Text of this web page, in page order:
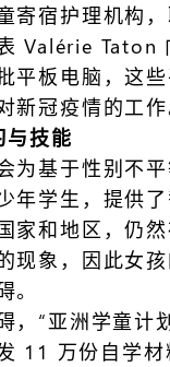
寄宿护理机构
Valérie Taton
平板电脑，这
新冠疫情的工
与技能
为基于性别不
年学生，提供
家和地区，仍
现象，因此女
，“亚洲学童计
11 万份自学